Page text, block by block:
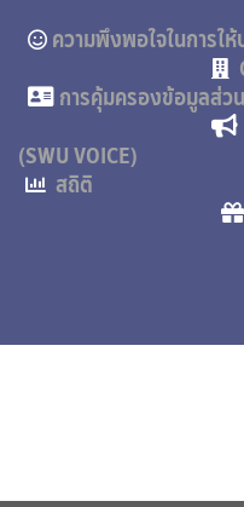
ความพึงพอใจในการใ
การคุ้มครองข้อมูลส่ว
(SWU VOICE)
สถิติ